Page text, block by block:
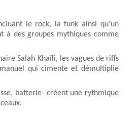
le rock, la funk ainsi qu’un
à des groupes mythiques comme
Salah Khaïli, les vagues de riffs
qui cimente et démultiplie
batterie- créent une rythmique